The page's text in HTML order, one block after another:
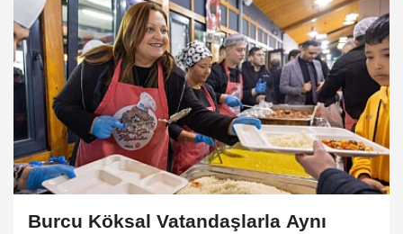
Burcu Köksal Vatandaşlarla Aynı